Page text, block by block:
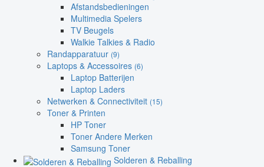
Afstandsbedieningen
Multimedia Spelers
TV Beugels
Walkie Talkies & Radio
Randapparatuur (9)
Laptops & Accessoires (6)
Laptop Batterijen
Laptop Laders
Netwerken & Connectiviteit (15)
Toner & Printen
HP Toner
Toner Andere Merken
Samsung Toner
Solderen & Reballing